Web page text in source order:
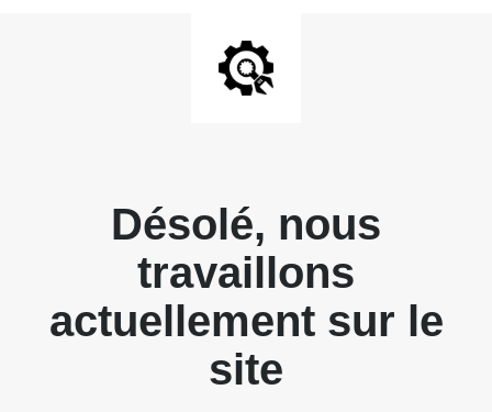
Désolé, nous
travaillons
actuellement sur le
site